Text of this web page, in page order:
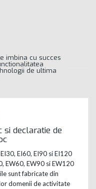
imbina cu succes
de ultima
declaratie de
EI60, EI90 si EI120
EW60, EW90 si EW120
sunt fabricate din
domenii de activitate